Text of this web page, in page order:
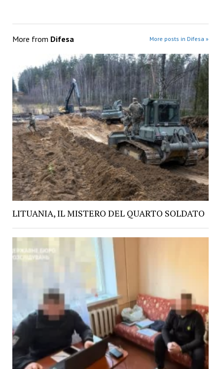
More from Difesa More posts in Difesa »
LITUANIA, IL MISTERO DEL QUARTO SOLDATO